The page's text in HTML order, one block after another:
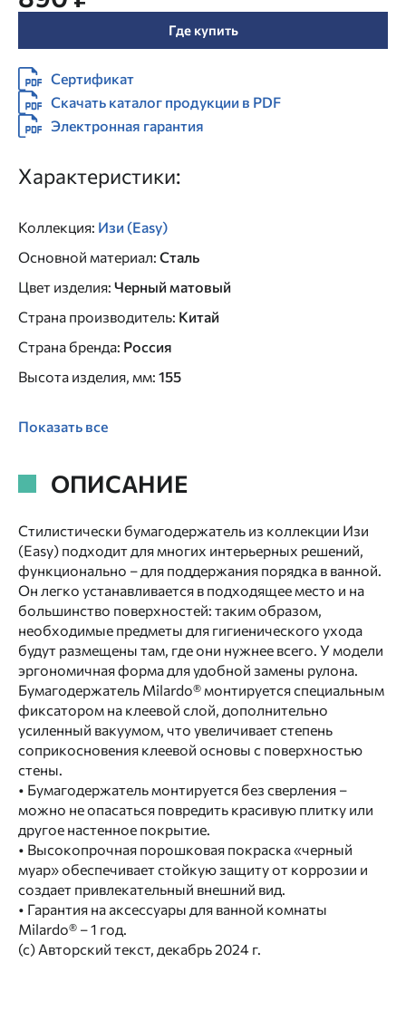
Где купить
Сертификат
Скачать каталог продукции в PDF
Электронная гарантия
Характеристики:
Коллекция: Изи (Easy)
Основной материал: Сталь
Цвет изделия: Черный матовый
Страна производитель: Китай
Страна бренда: Россия
Высота изделия, мм: 155
Показать все
ОПИСАНИЕ
Стилистически бумагодержатель из коллекции Изи
(Easy) подходит для многих интерьерных решений,
функционально – для поддержания порядка в ванной.
Он легко устанавливается в подходящее место и на
большинство поверхностей: таким образом,
необходимые предметы для гигиенического ухода
будут размещены там, где они нужнее всего. У модели
эргономичная форма для удобной замены рулона.
Бумагодержатель Milardo® монтируется специальным
фиксатором на клеевой слой, дополнительно
усиленный вакуумом, что увеличивает степень
соприкосновения клеевой основы с поверхностью
стены.
• Бумагодержатель монтируется без сверления –
можно не опасаться повредить красивую плитку или
другое настенное покрытие.
• Высокопрочная порошковая покраска «черный
муар» обеспечивает стойкую защиту от коррозии и
создает привлекательный внешний вид.
• Гарантия на аксессуары для ванной комнаты
Milardo® – 1 год.
(с) Авторский текст, декабрь 2024 г.